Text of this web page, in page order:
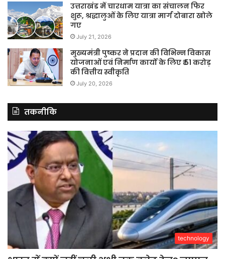
उत्तराखंड में चारधाम यात्रा का संचालन फिर
शुरू, श्रद्धालुओं के लिए यात्रा मार्ग दोबारा खोले
गए
July 21, 2026
मुख्यमंत्री पुष्कर ने प्रदान की विभिन्न विकास
योजनाओं एवं निर्माण कार्यों के लिए ₹ 51 करोड़
की वित्तीय स्वीकृति
July 20, 2026
तकनीकि
technology